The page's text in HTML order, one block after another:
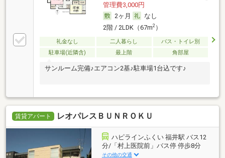
管理費3,000円
2ヶ月
なし
2階 / 2LDK（67m2）
礼金なし 二人暮らし
バス・トイレ別
駐車場(近隣含)
最上階 角部屋
サンルーム完備♪エアコン2基♪駐車場1台込です♪
賃貸アパート レオパレスＢＵＮＲＯＫＵ
ハピラインふくい 福井駅 バス12
分/「村上医院前」バス停 停歩8分
その他の交通